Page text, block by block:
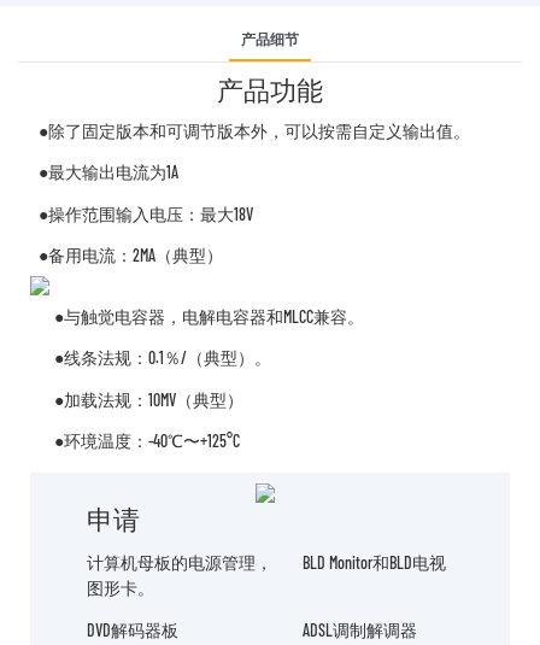
产品细节
产品功能
●除了固定版本和可调节版本外，可以按需自定义输出值。
●最大输出电流为1A
●操作范围输入电压：最大18V
●备用电流：2MA（典型）
●与触觉电容器，电解电容器和MLCC兼容。
●线条法规：0.1％/（典型）。
●加载法规：10MV（典型）
●环境温度：-40℃〜+125°C
申请
计算机母板的电源管理，
图形卡。
BLD Monitor和BLD电视
DVD解码器板 ADSL调制解调器